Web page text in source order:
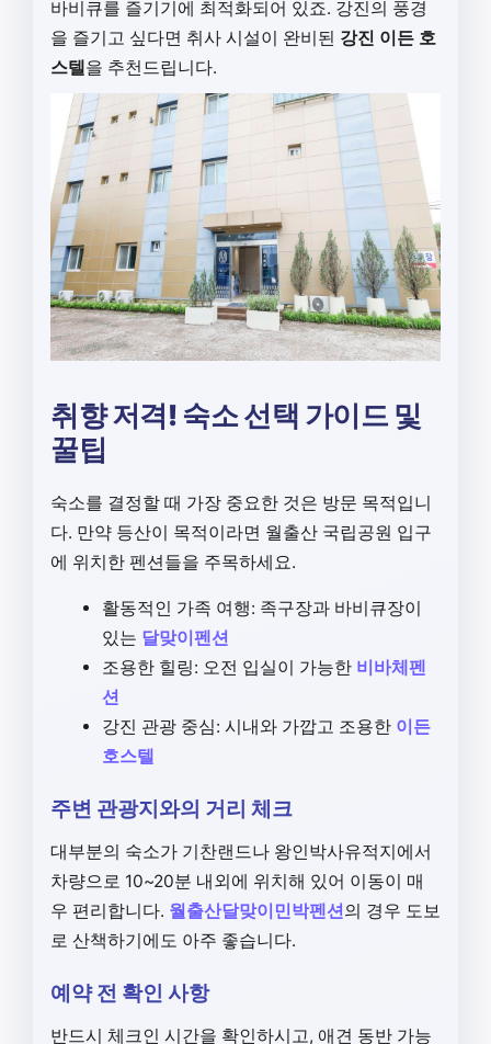
바비큐를 즐기기에 최적화되어 있죠. 강진의 풍경
을 즐기고 싶다면 취사 시설이 완비된 강진 이든 호
스텔을 추천드립니다.
취향 저격! 숙소 선택 가이드 및
꿀팁
숙소를 결정할 때 가장 중요한 것은 방문 목적입니
다. 만약 등산이 목적이라면 월출산 국립공원 입구
에 위치한 펜션들을 주목하세요.
활동적인 가족 여행: 족구장과 바비큐장이
있는 달맞이펜션
조용한 힐링: 오전 입실이 가능한 비바체펜
션
강진 관광 중심: 시내와 가깝고 조용한 이든
호스텔
주변 관광지와의 거리 체크
대부분의 숙소가 기찬랜드나 왕인박사유적지에서
차량으로 10~20분 내외에 위치해 있어 이동이 매
우 편리합니다. 월출산달맞이민박펜션의 경우 도보
로 산책하기에도 아주 좋습니다.
예약 전 확인 사항
반드시 체크인 시간을 확인하시고, 애견 동반 가능